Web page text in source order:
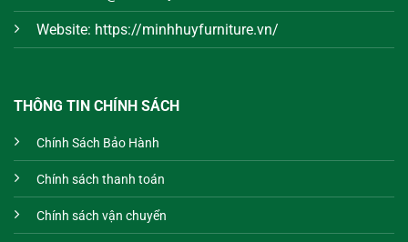
Website: https://minhhuyfurniture.vn/
THÔNG TIN CHÍNH SÁCH
Chính Sách Bảo Hành
Chính sách thanh toán
Chính sách vận chuyển